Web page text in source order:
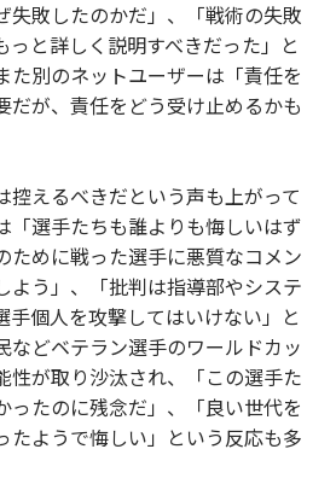
失敗したのかだ」、「戦術の失敗
っと詳しく説明すべきだった」と
た別のネットユーザーは「責任を
だが、責任をどう受け止めるかも
控えるべきだという声も上がって
「選手たちも誰よりも悔しいはず
ために戦った選手に悪質なコメン
よう」、「批判は指導部やシステ
手個人を攻撃してはいけない」と
などベテラン選手のワールドカッ
性が取り沙汰され、「この選手た
ったのに残念だ」、「良い世代を
たようで悔しい」という反応も多